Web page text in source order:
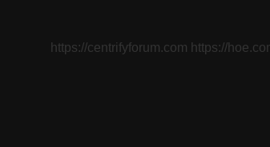
?
https://centrifyforum.com https://